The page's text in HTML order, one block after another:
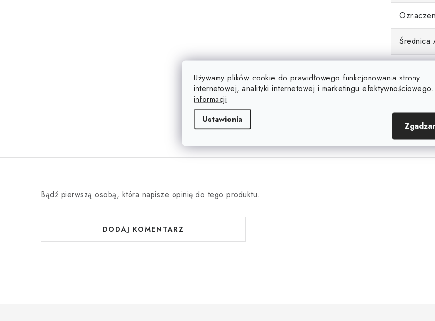
Używamy plików cookie do prawidłowego funkcjonowania strony
internetowej, analityki internetowej i marketingu efektywnościowego.
informacji
Ustawienia
Średnica
Tworzywo
Bądź pierwszą osobą, która napisze opinię do tego produktu.
DODAJ KOMENTARZ